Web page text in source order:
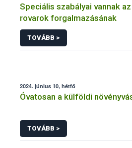
Speciális szabályai vannak
rovarok forgalmazásának
TOVÁBB >
2024. június 10, hétfő
Óvatosan a külföldi
TOVÁBB >